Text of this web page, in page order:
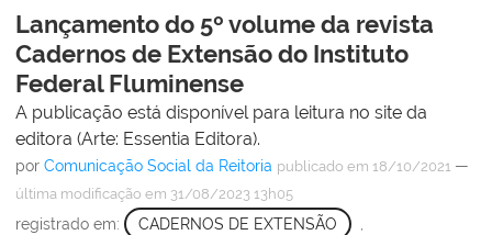
Lançamento do 5º volume da revista
Cadernos de Extensão do Instituto
Federal Fluminense
A publicação está disponível para leitura no site da
editora (Arte: Essentia Editora).
por Comunicação Social da Reitoria publicado em 18/10/2021 —
última modificação em 31/08/2023 13h05
registrado em: CADERNOS DE EXTENSÃO